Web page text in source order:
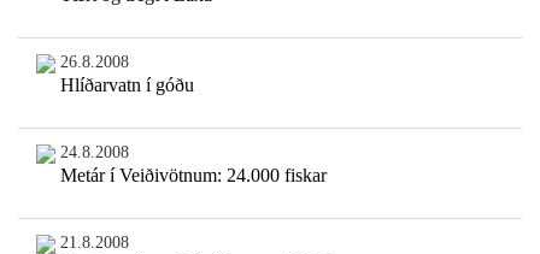
26.8.2008
Hlíðarvatn í góðu
24.8.2008
Metár í Veiðivötnum: 24.000 fiskar
21.8.2008